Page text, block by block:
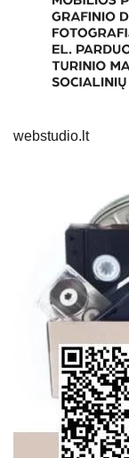
webstudio.lt